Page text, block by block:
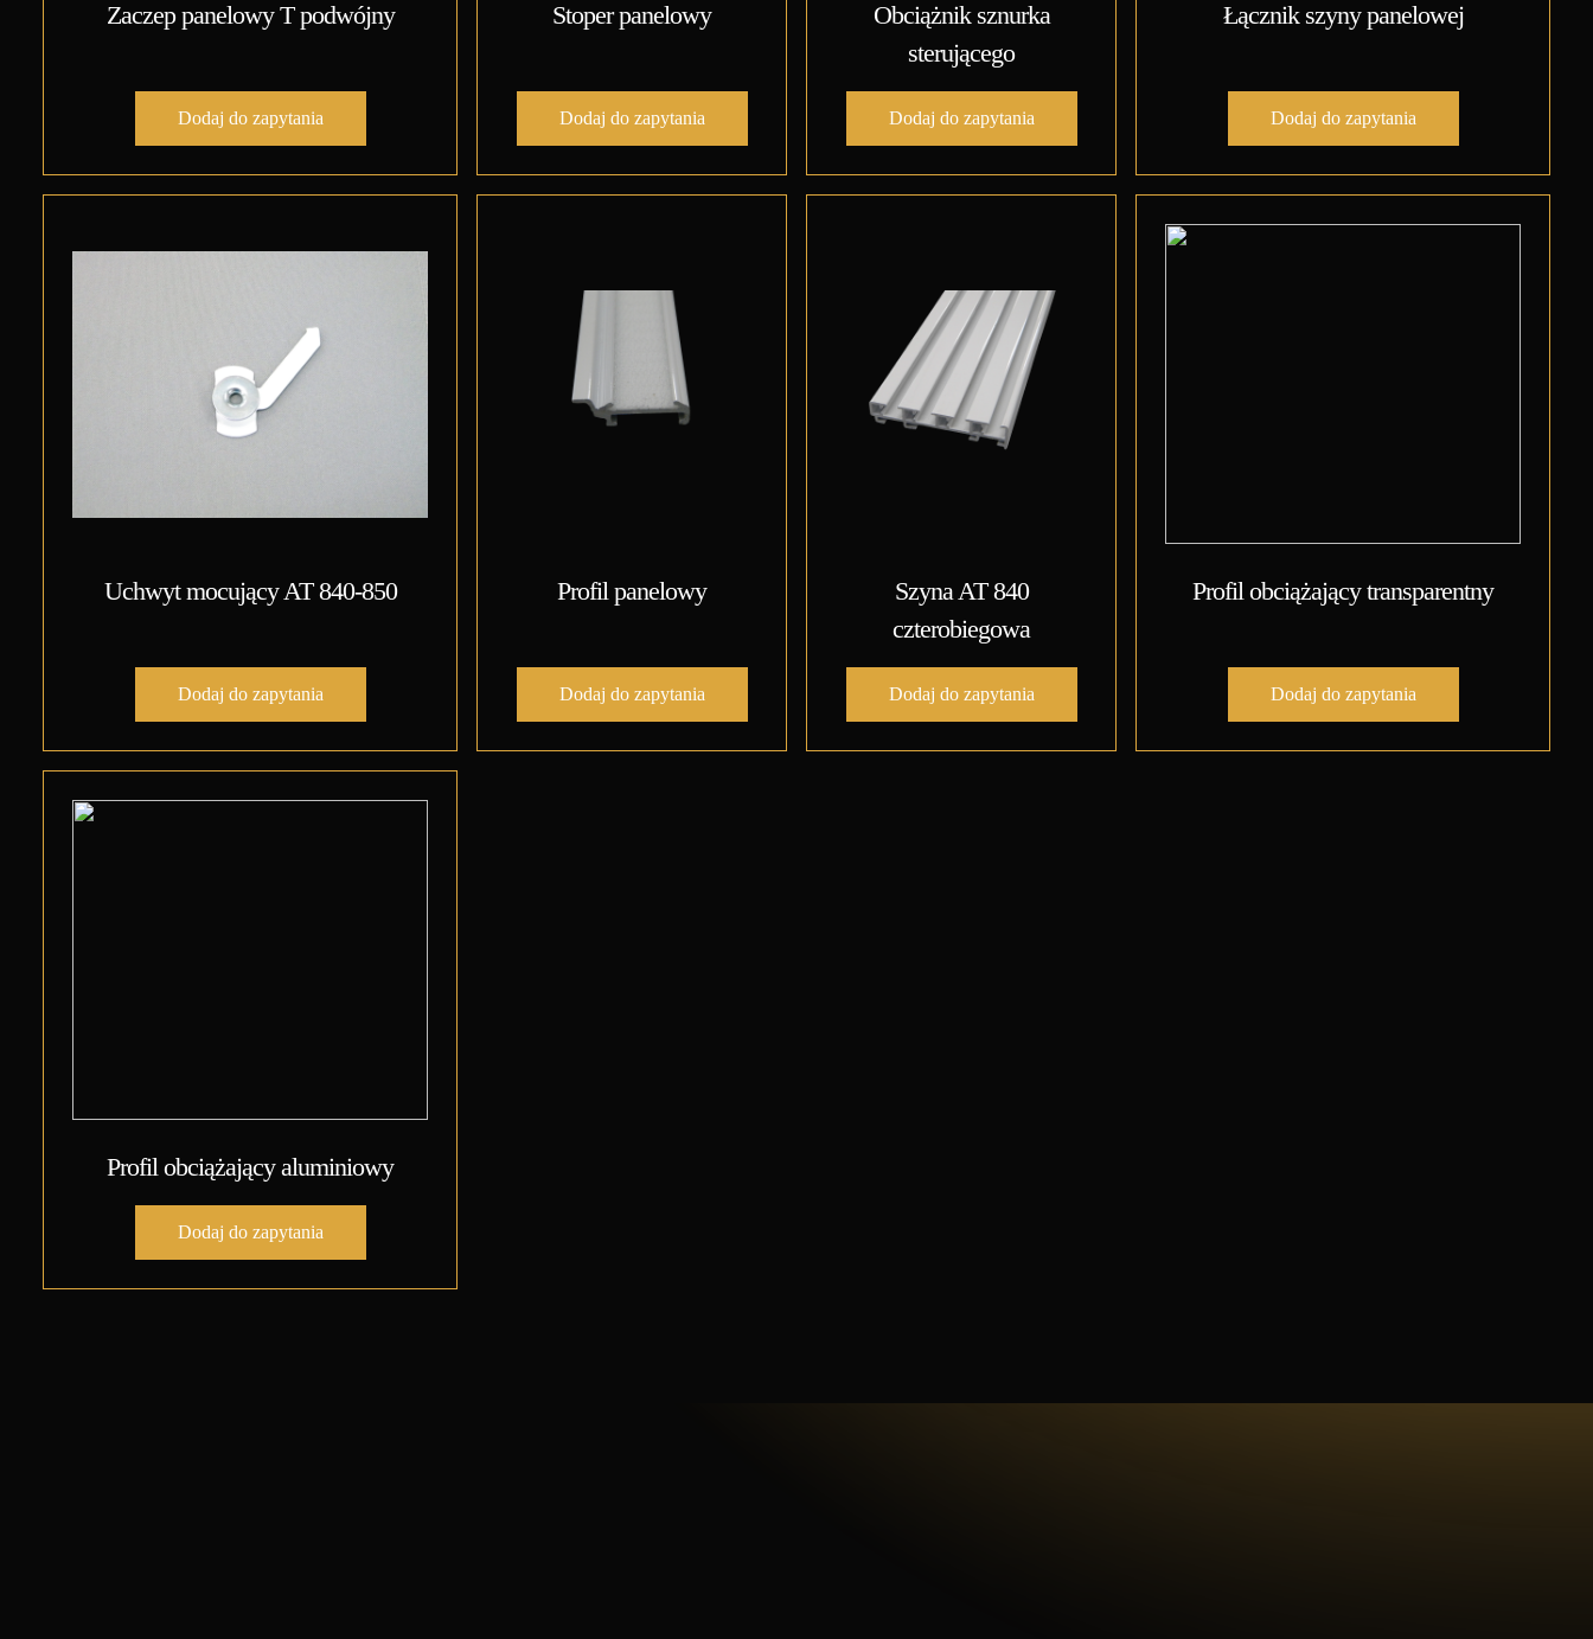
Zaczep panelowy T podwójny
Dodaj do zapytania
Stoper panelowy
Dodaj do zapytania
Obciążnik sznurka
sterującego
Dodaj do zapytania
Łącznik szyny panelowej
Dodaj do zapytania
Uchwyt mocujący AT 840-850
Dodaj do zapytania
Profil panelowy
Dodaj do zapytania
Szyna AT 840
czterobiegowa
Dodaj do zapytania
Profil obciążający transparentny
Dodaj do zapytania
Profil obciążający aluminiowy
Dodaj do zapytania